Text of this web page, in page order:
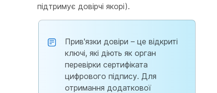
підтримує довірчі якорі).
Прив'язки довіри – це відкриті
ключі, які діють як орган
перевірки сертифіката
цифрового підпису. Для
отримання додаткової